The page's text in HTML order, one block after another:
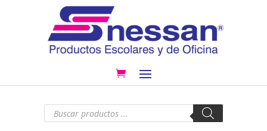
Búsqueda
productos